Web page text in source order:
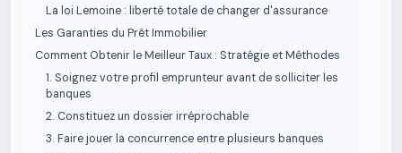
La loi Lemoine : liberté totale de changer d'assurance
Les Garanties du Prêt Immobilier
Comment Obtenir le Meilleur Taux : Stratégie et Méthodes
1. Soignez votre profil emprunteur avant de solliciter les
banques
2. Constituez un dossier irréprochable
3. Faire jouer la concurrence entre plusieurs banques